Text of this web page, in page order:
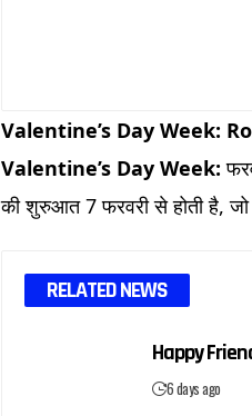
Valentine’s Day Week:
Valentine’s Day Week:
की शुरुआत 7 फरवरी से होती है,
RELATED NEWS
Happy
6 days ago